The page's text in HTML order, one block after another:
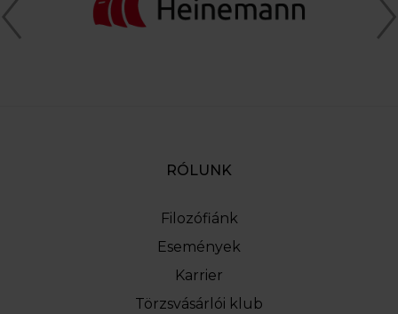
RÓLUNK
Filozófiánk
Események
Karrier
Törzsvásárlói klub